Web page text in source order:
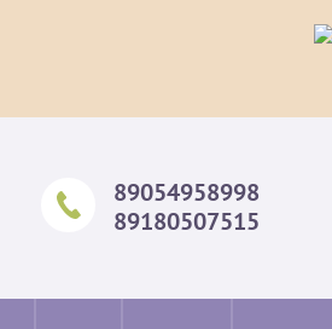
89054958998
89180507515